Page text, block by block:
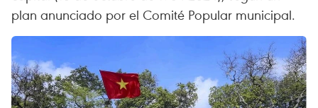
plan anunciado por el Comité Popular municipal.